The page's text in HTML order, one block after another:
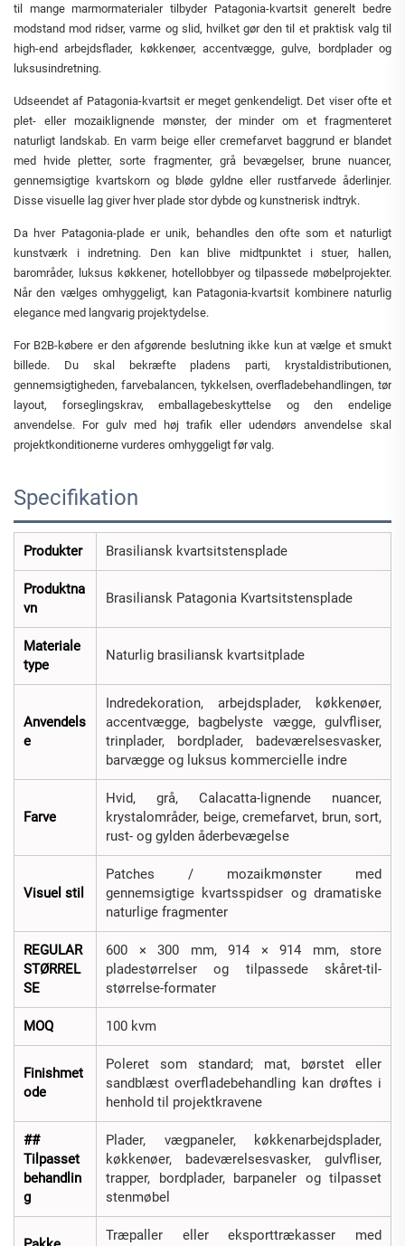
til mange marmormaterialer tilbyder Patagonia-kvartsit generelt bedre
modstand mod ridser, varme og slid, hvilket gør den til et praktisk valg til
high-end arbejdsflader, køkkenøer, accentvægge, gulve, bordplader og
luksusindretning.
Udseendet af Patagonia-kvartsit er meget genkendeligt. Det viser ofte et
plet- eller mozaiklignende mønster, der minder om et fragmenteret
naturligt landskab. En varm beige eller cremefarvet baggrund er blandet
med hvide pletter, sorte fragmenter, grå bevægelser, brune nuancer,
gennemsigtige kvartskorn og bløde gyldne eller rustfarvede åderlinjer.
Disse visuelle lag giver hver plade stor dybde og kunstnerisk indtryk.
Da hver Patagonia-plade er unik, behandles den ofte som et naturligt
kunstværk i indretning. Den kan blive midtpunktet i stuer, hallen,
barområder, luksus køkkener, hotellobbyer og tilpassede møbelprojekter.
Når den vælges omhyggeligt, kan Patagonia-kvartsit kombinere naturlig
elegance med langvarig projektydelse.
For B2B-købere er den afgørende beslutning ikke kun at vælge et smukt
billede. Du skal bekræfte pladens parti, krystaldistributionen,
gennemsigtigheden, farvebalancen, tykkelsen, overfladebehandlingen, tør
layout, forseglingskrav, emballagebeskyttelse og den endelige
anvendelse. For gulv med høj trafik eller udendørs anvendelse skal
projektkonditionerne vurderes omhyggeligt før valg.
Specifikation
Produkter Brasiliansk kvartsitstensplade
Produktna
vn
Brasiliansk Patagonia Kvartsitstensplade
Materiale
type
Naturlig brasiliansk kvartsitplade
Anvendels
e
Indredekoration, arbejdsplader, køkkenøer,
accentvægge, bagbelyste vægge, gulvfliser,
trinplader, bordplader, badeværelsesvasker,
barvægge og luksus kommercielle indre
Farve
Hvid, grå, Calacatta-lignende nuancer,
krystalområder, beige, cremefarvet, brun, sort,
rust- og gylden åderbevægelse
Visuel stil
Patches / mozaikmønster med
gennemsigtige kvartsspidser og dramatiske
naturlige fragmenter
REGULAR
STØRREL
SE
600 × 300 mm, 914 × 914 mm, store
pladestørrelser og tilpassede skåret-til-
størrelse-formater
MOQ 100 kvm
Finishmet
ode
Poleret som standard; mat, børstet eller
sandblæst overfladebehandling kan drøftes i
henhold til projektkravene
##
Tilpasset
behandlin
g
Plader, vægpaneler, køkkenarbejdsplader,
køkkenøer, badeværelsesvasker, gulvfliser,
trapper, bordplader, barpaneler og tilpasset
stenmøbel
Træpaller eller eksporttrækasser med